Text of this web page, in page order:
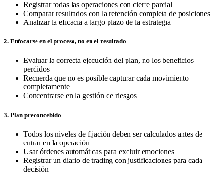
Registrar todas las operaciones con cierre parcial
Comparar resultados con la retención completa de posiciones
Analizar la eficacia a largo plazo de la estrategia
2. Enfocarse en el proceso, no en el resultado
Evaluar la correcta ejecución del plan, no los beneficios
perdidos
Recuerda que no es posible capturar cada movimiento
completamente
Concentrarse en la gestión de riesgos
3. Plan preconcebido
Todos los niveles de fijación deben ser calculados antes de
entrar en la operación
Usar órdenes automáticas para excluir emociones
Registrar un diario de trading con justificaciones para cada
decisión